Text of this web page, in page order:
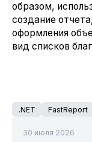
образом,
создание
оформления
вид списков
.NET FastReport
30 июля 2026